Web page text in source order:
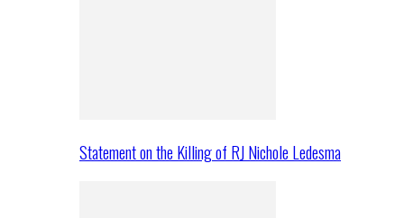
Statement on the Killing of RJ Nichole Ledesma